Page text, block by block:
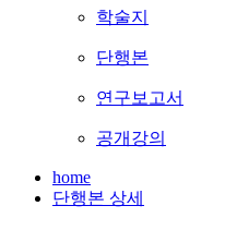
학술지
단행본
연구보고서
공개강의
home
단행본 상세